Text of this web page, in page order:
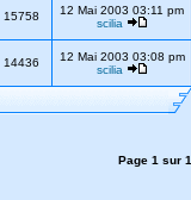
15758
12 Mai 2003 03:11 pm
scilia
14436
12 Mai 2003 03:08 pm
scilia
Page 1 sur 1